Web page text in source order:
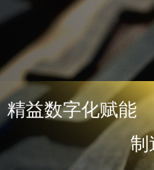
精益数字化赋能
制